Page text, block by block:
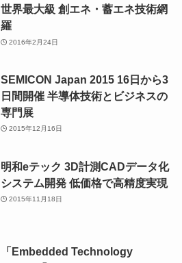
世界最大級 創エネ・蓄エネ技術網
羅
2016年2月24日
SEMICON Japan 2015 16日から3
日間開催 半導体技術とビジネスの
専門展
2015年12月16日
明和eテック 3D計測CADデータ化
システム開発 低価格で高精度実現
2015年11月18日
「Embedded Technology